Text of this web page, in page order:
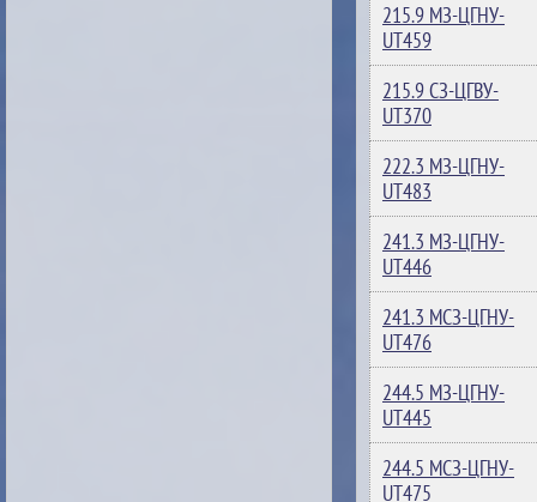
215.9 МЗ-ЦГНУ-
UT459
215.9 СЗ-ЦГВУ-
UT370
222.3 МЗ-ЦГНУ-
UT483
241.3 МЗ-ЦГНУ-
UT446
241.3 МСЗ-ЦГНУ-
UT476
244.5 МЗ-ЦГНУ-
UT445
244.5 МСЗ-ЦГНУ-
UT475